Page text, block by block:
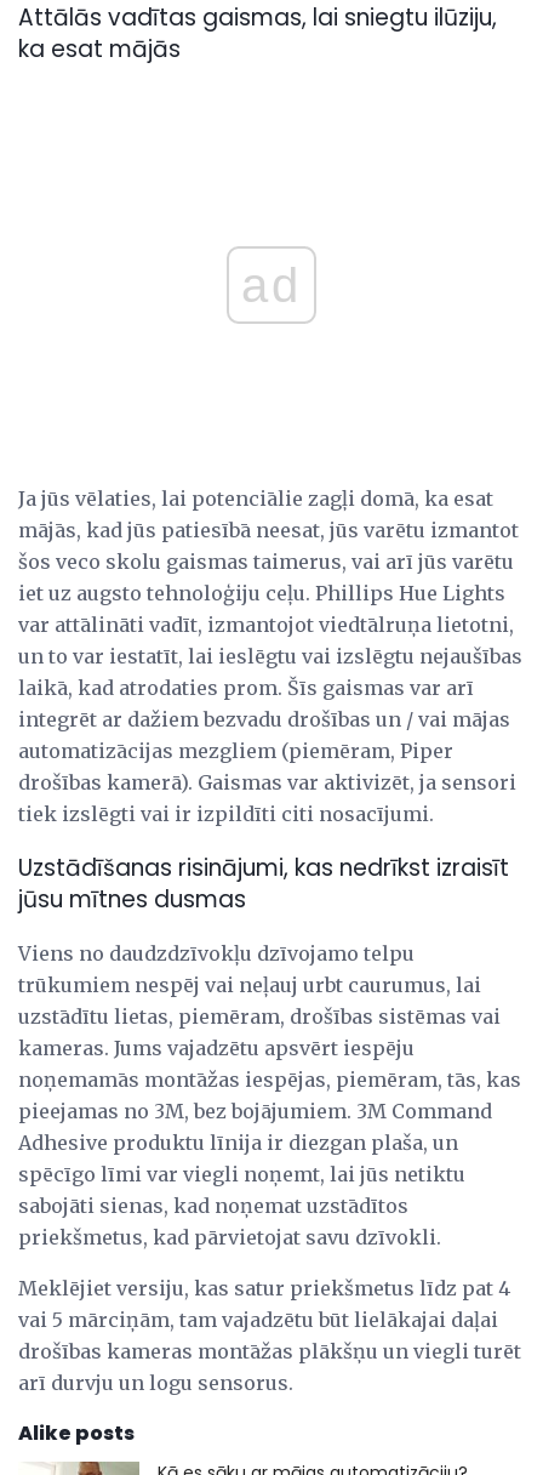
Attālās vadītas gaismas, lai sniegtu ilūziju,
ka esat mājās
ad
Ja jūs vēlaties, lai potenciālie zagļi domā, ka esat
mājās, kad jūs patiesībā neesat, jūs varētu izmantot
šos veco skolu gaismas taimerus, vai arī jūs varētu
iet uz augsto tehnoloģiju ceļu. Phillips Hue Lights
var attālināti vadīt, izmantojot viedtālruņa lietotni,
un to var iestatīt, lai ieslēgtu vai izslēgtu nejaušības
laikā, kad atrodaties prom. Šīs gaismas var arī
integrēt ar dažiem bezvadu drošības un / vai mājas
automatizācijas mezgliem (piemēram, Piper
drošības kamerā). Gaismas var aktivizēt, ja sensori
tiek izslēgti vai ir izpildīti citi nosacījumi.
Uzstādīšanas risinājumi, kas nedrīkst izraisīt
jūsu mītnes dusmas
Viens no daudzdzīvokļu dzīvojamo telpu
trūkumiem nespēj vai neļauj urbt caurumus, lai
uzstādītu lietas, piemēram, drošības sistēmas vai
kameras. Jums vajadzētu apsvērt iespēju
noņemamās montāžas iespējas, piemēram, tās, kas
pieejamas no 3M, bez bojājumiem. 3M Command
Adhesive produktu līnija ir diezgan plaša, un
spēcīgo līmi var viegli noņemt, lai jūs netiktu
sabojāti sienas, kad noņemat uzstādītos
priekšmetus, kad pārvietojat savu dzīvokli.
Meklējiet versiju, kas satur priekšmetus līdz pat 4
vai 5 mārciņām, tam vajadzētu būt lielākajai daļai
drošības kameras montāžas plākšņu un viegli turēt
arī durvju un logu sensorus.
Alike posts